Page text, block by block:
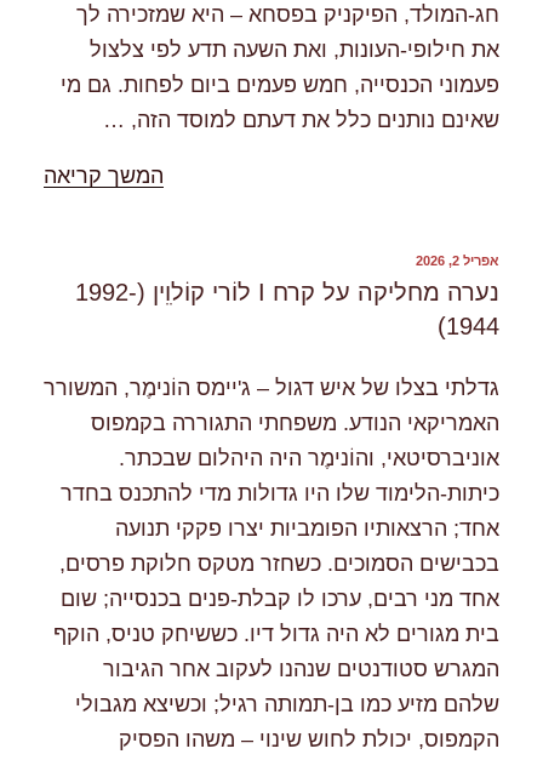
חג-המולד, הפיקניק בפסחא – היא שמזכירה לך
את חילופי-העונות, ואת השעה תדע לפי צלצול
פעמוני הכנסייה, חמש פעמים ביום לפחות. גם מי
שאינם נותנים כלל את דעתם למוסד הזה, …
המשך קריאה
פורסם
אפריל 2, 2026
נערה מחליקה על קרח I לוֹרי קוֹלוִִין (1992-
1944)
גדלתי בצלו של איש דגול – ג'יימס הוֹנימֶר, המשורר
האמריקאי הנודע. משפחתי התגוררה בקמפוס
אוניברסיטאי, והוֹנימֶר היה היהלום שבכתר.
כיתות-הלימוד שלו היו גדולות מדי להתכנס בחדר
אחד; הרצאותיו הפומביות יצרו פקקי תנועה
בכבישים הסמוכים. כשחזר מטקס חלוקת פרסים,
אחד מני רבים, ערכו לו קבלת-פנים בכנסייה; שום
בית מגורים לא היה גדול דיו. כששיחק טניס, הוקף
המגרש סטודנטים שנהנו לעקוב אחר הגיבור
שלהם מזיע כמו בן-תמותה רגיל; וכשיצא מגבולי
הקמפוס, יכולת לחוש שינוי – משהו הפסיק